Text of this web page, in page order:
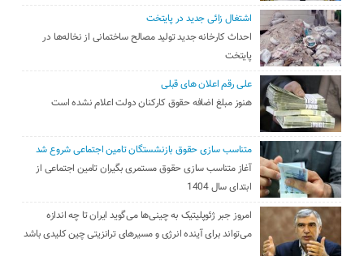
اشتغال زائی جدید در پایتخت
احداث کارخانه جدید تولید مصالح ساختمانی از نخاله‌ها در
پایتخت
علی رقم اعلان های قبلی
هنوز مبلغ اضافه حقوق کارکنان دولت اعلام نشده است
متناسب سازی حقوق بازنشستگان تامین اجتماعی شروع شد
آغاز متناسب سازی حقوق مستمری بگیران تامین اجتماعی از
ابتدای سال 1404
امروز جبر ژئوپلیتیک به چینی‌ها می‌گوید ایران تا چه اندازه
می‌تواند برای آینده انرژی و مسیرهای ترانزیتی چین کلیدی باشد